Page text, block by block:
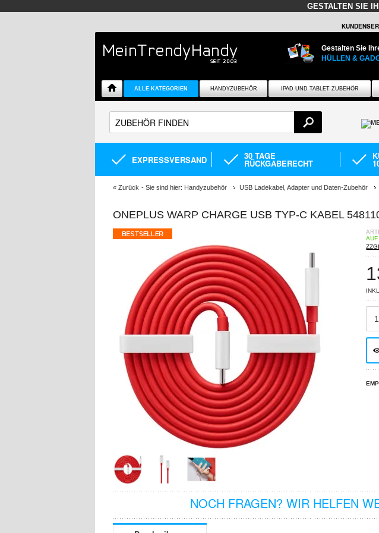
GESTALTEN SIE
Gestalten Sie
HÜLLEN &
ALLE KATEGORIEN HANDYZUBEHÖR IPAD UND TABLET ZUBEHÖR
EXPRESSVERSAND 30 TAGE
RÜCKGABERECHT
« Zurück - Sie sind hier: Handyzubehör USB Ladekabel, Adapter und Daten-Zubehör
ONEPLUS WARP CHARGE USB TYP-C KABEL
NOCH FRAGEN? WIR HELFEN